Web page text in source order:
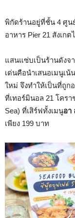
พิกัดร้านอยู่ที่ชั้น 4 ศูน
อาหาร Pier 21 สังเกต
แสนแซ่บเป็นร้านดังจ
เด่นคือนำเสนอเมนูเ
ใหม่ จึงทำให้เป็นที่ถูก
ที่เทอร์มินอล 21 โคร
Sea) ที่เสิร์ฟทั้งเมนูอา
เพียง 199 บาท